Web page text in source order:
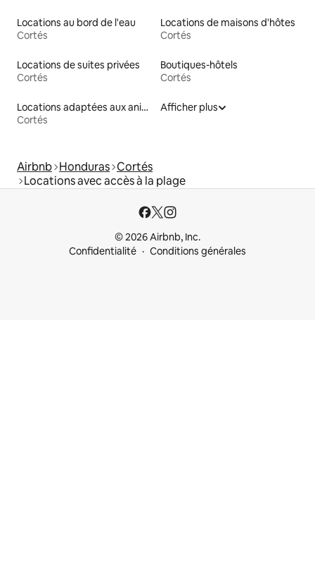
Locations au bord de l'eau
Cortés
Locations de maisons d'hôtes
Cortés
Locations de suites privées
Cortés
Boutiques-hôtels
Cortés
Locations adaptées aux animaux
Cortés
Afficher plus
Airbnb Honduras Cortés
Locations avec accès à la plage
© 2026 Airbnb, Inc.
Confidentialité
Conditions générales